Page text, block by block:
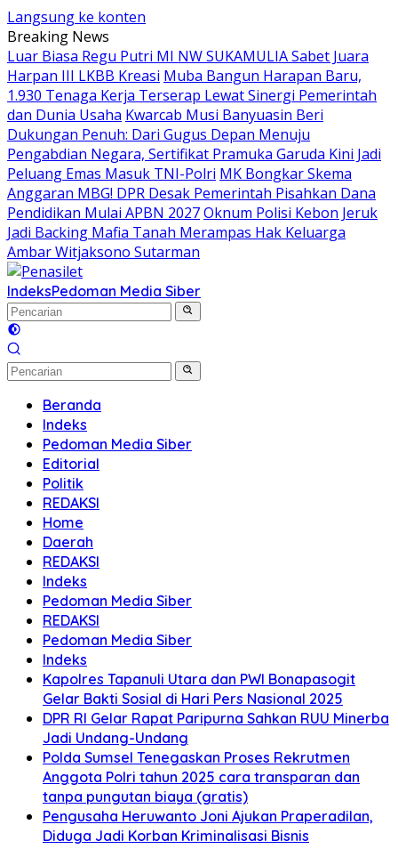
Langsung ke konten
Breaking News
Luar Biasa Regu Putri MI NW SUKAMULIA Sabet Juara
Harpan III LKBB Kreasi Muba Bangun Harapan Baru,
1.930 Tenaga Kerja Terserap Lewat Sinergi Pemerintah
dan Dunia Usaha Kwarcab Musi Banyuasin Beri
Dukungan Penuh: Dari Gugus Depan Menuju
Pengabdian Negara, Sertifikat Pramuka Garuda Kini Jadi
Peluang Emas Masuk TNI-Polri MK Bongkar Skema
Anggaran MBG! DPR Desak Pemerintah Pisahkan Dana
Pendidikan Mulai APBN 2027Oknum Polisi Kebon Jeruk
Jadi Backing Mafia Tanah Merampas Hak Keluarga
Ambar Witjaksono Sutarman
IndeksPedoman Media Siber
Beranda
Indeks
Pedoman Media Siber
Editorial
Politik
REDAKSI
Home
Daerah
REDAKSI
Indeks
Pedoman Media Siber
REDAKSI
Pedoman Media Siber
Indeks
Kapolres Tapanuli Utara dan PWI Bonapasogit
Gelar Bakti Sosial di Hari Pers Nasional 2025
DPR RI Gelar Rapat Paripurna Sahkan RUU Minerba
Jadi Undang-Undang
Polda Sumsel Tenegaskan Proses Rekrutmen
Anggota Polri tahun 2025 cara transparan dan
tanpa pungutan biaya (gratis)
Pengusaha Heruwanto Joni Ajukan Praperadilan,
Diduga Jadi Korban Kriminalisasi Bisnis